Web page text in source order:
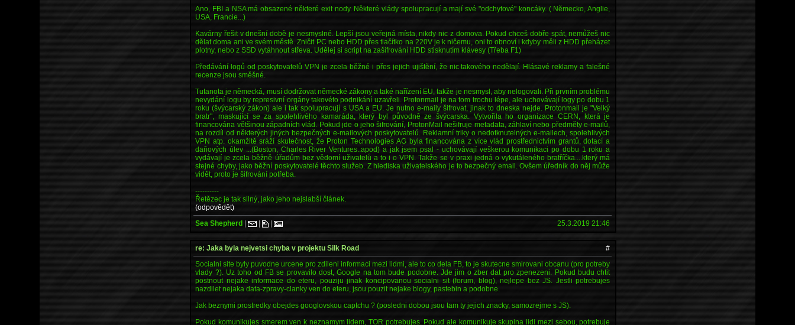
Ano, FBI a NSA má obsazené některé exit nody. Některé vlády spolupracují a mají své "odchytové" koncáky. ( Německo, Anglie,
USA, Francie...)
Kavárny řešit v dnešní době je nesmyslné. Lepší jsou veřejná místa, nikdy nic z domova. Pokud chceš dobře spát, nemůžeš nic
dělat doma ani ve svém městě. Zničit PC nebo HDD přes tlačítko na 220V je k ničemu, oni to obnoví i kdyby měli z HDD přeházet
plotny, nebo z SSD vytáhnout střeva. Udělej si script na zašifrování HDD stisknutím klávesy (Třeba F1)
Předávání logů od poskytovatelů VPN je zcela běžné i přes jejich ujištění, že nic takového nedělají. Hlásavé reklamy a falešné
recenze jsou směšné.
Tutanota je německá, musí dodržovat německé zákony a také nařízení EU, takže je nesmysl, aby nelogovali. Při prvním problému
nevydání logu by represivní orgány takovéto podnikání uzavřeli. Protonmail je na tom trochu lépe, ale uchovávají logy po dobu 1
roku (švýcarský zákon) ale i tak spolupracují s USA a EU. Je nutno e-maily šifrovat, jinak to dneska nejde. Protonmail je "Velký
bratr", maskující se za spolehlivého kamaráda, který byl původně ze švýcarska. Vytvořila ho organizace CERN, která je
financována většinou západních vlád. Pokud jde o jeho šifrování, ProtonMail nešifruje metadata, záhlaví nebo předměty e-mailů,
na rozdíl od některých jiných bezpečných e-mailových poskytovatelů. Reklamní triky o nedotknutelných e-mailech, spolehlivých
VPN atp. okamžitě sráží skutečnost, že Proton Technologies AG byla financována z více vlád prostřednictvím grantů, dotací a
daňových úlev ...(Boston, Charles River Ventures..apod) a jak jsem psal - uchovávají veškerou komunikaci po dobu 1 roku a
vydávají je zcela běžně úřadům bez vědomí uživatelů a to i o VPN. Takže se v praxi jedná o vykutáleného bratříčka....který má
stejné chyby, jako běžní poskytovatelé těchto služeb. Z hlediska uživatelského je to bezpečný email. Ovšem úředník do něj může
vidět, proto je šifrování potřeba.
----------
Řetězec je tak silný, jako jeho nejslabší článek.
(odpovědět)
Sea Shepherd | | | 25.3.2019 21:46
re: Jaka byla nejvetsi chyba v projektu Silk Road
#
Socialni site byly puvodne urcene pro zdileni informaci mezi lidmi, ale to co dela FB, to je skutecne smirovani obcanu (pro potreby
vlady ?). Uz toho od FB se provavilo dost, Google na tom bude podobne. Jde jim o zber dat pro zpenezeni. Pokud budu chtit
postnout nejake informace do eteru, pouziju jinak koncipovanou socialni sit (forum, blog), nejlepe bez JS. Jestli potrebujes
nazdilet nejaka data-zpravy-clanky ven do eteru, jsou pouzit nejake blogy, pastebin a podobne.
Jak beznymi prostredky obejdes googlovskou captchu ? (posledni dobou jsou tam ty jejich znacky, samozrejme s JS).
Pokud komunikujes smerem ven k neznamym lidem, TOR potrebujes. Pokud ale komunikuje skupina lidi mezi sebou, potrebuje